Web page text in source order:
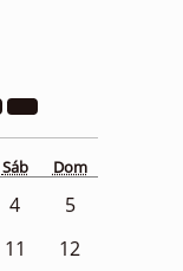
Sáb Dom
4
5
11
12